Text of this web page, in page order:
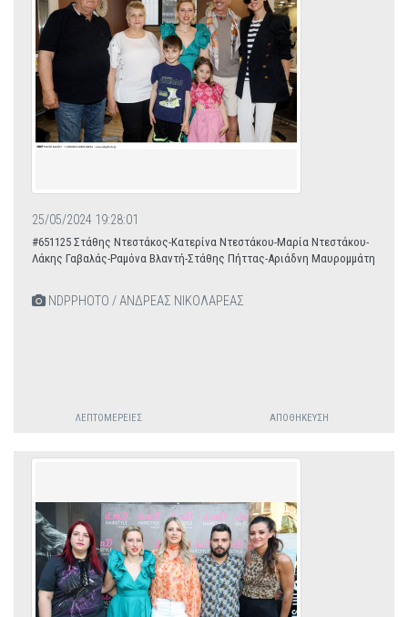
25/05/2024 19:28:01
#651125 Στάθης Ντεστάκος-Κατερίνα Ντεστάκου-Μαρία Ντεστάκου-
Λάκης Γαβαλάς-Ραμόνα Βλαντή-Στάθης Πήττας-Αριάδνη Μαυρομμάτη
NDPPHOTO / ΑΝΔΡΕΑΣ ΝΙΚΟΛΑΡΕΑΣ
ΛΕΠΤΟΜΈΡΕΙΕΣ ΑΠΟΘΉΚΕΥΣΗ